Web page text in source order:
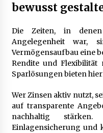
bewusst
Die Zeiten, in
Angelegenheit war,
Vermögensaufbau eine
Rendite und Flexibilität
Sparlösungen bieten
Wer Zinsen aktiv nutzt,
auf transparente
nachhaltig
Einlagensicherung und